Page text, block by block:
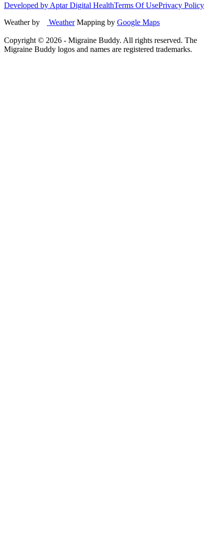
Developed by Aptar Digital HealthTerms Of UsePrivacy Policy
Weather by
WeatherMapping by Google Maps
Copyright © 2026 - Migraine Buddy. All rights reserved. The
Migraine Buddy logos and names are registered trademarks.